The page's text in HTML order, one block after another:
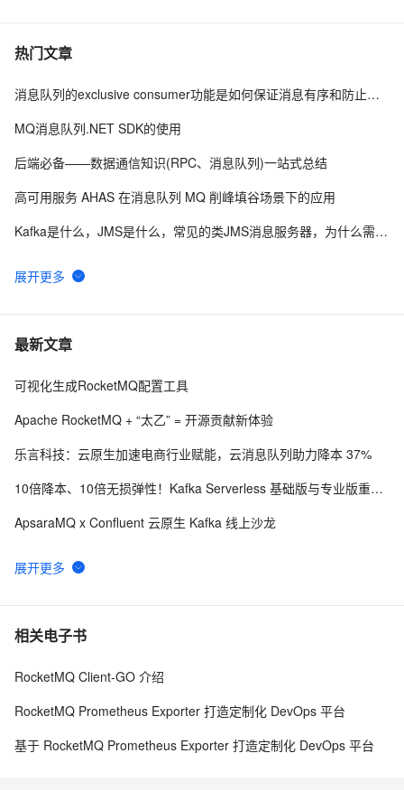
热门文章
消息队列的exclusive consumer功能是如何保证消息有序和防止脑裂的
MQ消息队列.NET SDK的使用
后端必备——数据通信知识(RPC、消息队列)一站式总结
高可用服务 AHAS 在消息队列 MQ 削峰填谷场景下的应用
Kafka是什么，JMS是什么，常见的类JMS消息服务器，为什么需要消息队列（来自学习笔记）
springboot整合mq发送消息队列
最新文章
可视化生成RocketMQ配置工具
Apache RocketMQ + “太乙” = 开源贡献新体验
乐言科技：云原生加速电商行业赋能，云消息队列助力降本 37%
10倍降本、10倍无损弹性！Kafka Serverless 基础版与专业版重磅发布！
ApsaraMQ x Confluent 云原生 Kafka 线上沙龙
云消息队列 RabbitMQ 版实践解决方案评测
相关电子书
RocketMQ Client-GO 介绍
RocketMQ Prometheus Exporter 打造定制化 DevOps 平台
基于 RocketMQ Prometheus Exporter 打造定制化 DevOps 平台